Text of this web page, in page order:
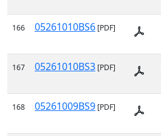
166 05261010BS6 [PDF]
167 05261010BS3 [PDF]
168 05261009BS9 [PDF]